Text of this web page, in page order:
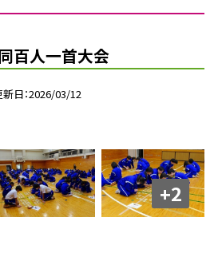
同百人一首大会
新日 2026/03/12
+2